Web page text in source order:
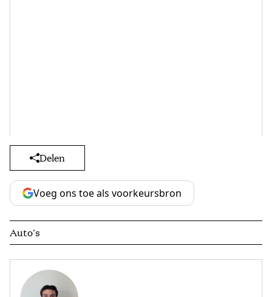
Delen
Voeg ons toe als voorkeursbron
Auto's